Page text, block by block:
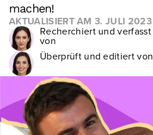
machen!
AKTUALISIERT AM3. JULI 2023
Recherchiert und verfasst
von
Überprüft und editiert von